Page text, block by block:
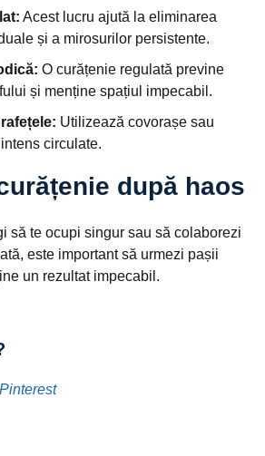
Acest lucru ajută la eliminarea
și a mirosurilor persistente.
O curățenie regulată previne
și menține spațiul impecabil.
Utilizează covorașe sau
circulate.
după haos
să te ocupi singur sau să colaborezi
este important să urmezi pașii
un rezultat impecabil.
Pinterest